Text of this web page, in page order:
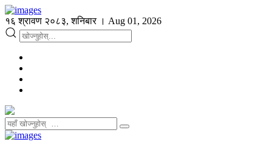
१६ श्रावण २०८३, शनिबार । Aug 01, 2026